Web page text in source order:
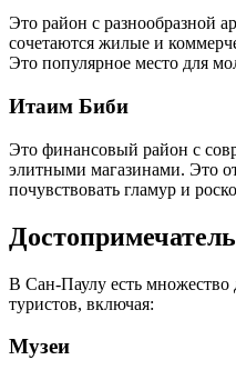
Это район с разнообразной
сочетаются жилые и
Это популярное место для
Итаим Биби
Это финансовый район с
элитными магазинами. Это
почувствовать гламур и
В Сан-Паулу есть множество
туристов, включая:
Музеи